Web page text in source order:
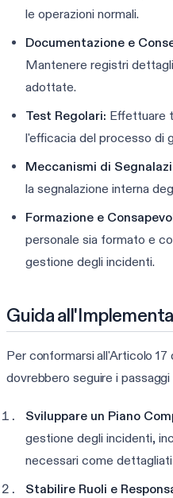
le operazioni normali.
Documentazione e
Mantenere registri
adottate.
Test Regolari: Effettuare
l'efficacia del processo di
Meccanismi di
la segnalazione interna
Formazione e
personale sia formato e
gestione degli incidenti.
Guida
Per conformarsi all'Articolo
dovrebbero seguire i
Sviluppare un Piano
gestione degli incidenti,
necessari come dettagliati
Stabilire Ruoli e